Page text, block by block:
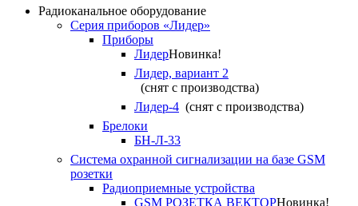
Радиоканальное оборудование
Серия приборов «Лидер»
Приборы
ЛидерНовинка!
Лидер, вариант 2
(снят с производства)
Лидер-4 (снят с производства)
Брелоки
БН-Л-33
Система охранной сигнализации на базе GSM
розетки
Радиоприемные устройства
GSM РОЗЕТКА ВЕКТОРНовинка!